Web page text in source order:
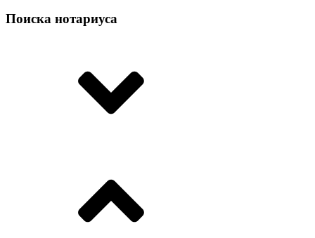
Поиска нотариуса